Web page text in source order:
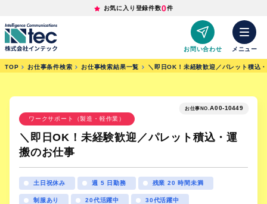
お気に入り登録件数0件
お問い合わせ メニュー
TOP お仕事条件検索 お仕事検索結果一覧 ＼即日OK！未経験歓迎／パレット積込
お仕事NO.A00-10449
ワークサポート（製造・軽作業）
＼即日OK！未経験歓迎／パレット積込・運
搬のお仕事
土日祝休み 週 5 日勤務 残業 20 時間未満
制服あり 20代活躍中 30代活躍中